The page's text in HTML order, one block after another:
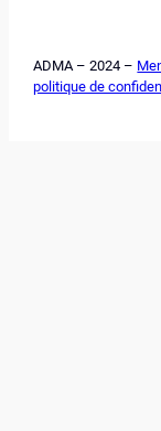
ADMA – 2024 –
politique de